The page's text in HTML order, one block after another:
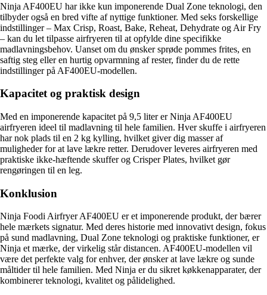
Ninja AF400EU har ikke kun imponerende Dual Zone teknologi, den
tilbyder også en bred vifte af nyttige funktioner. Med seks forskellige
indstillinger – Max Crisp, Roast, Bake, Reheat, Dehydrate og Air Fry
– kan du let tilpasse airfryeren til at opfylde dine specifikke
madlavningsbehov. Uanset om du ønsker sprøde pommes frites, en
saftig steg eller en hurtig opvarmning af rester, finder du de rette
indstillinger på AF400EU-modellen.
Kapacitet og praktisk design
Med en imponerende kapacitet på 9,5 liter er Ninja AF400EU
airfryeren ideel til madlavning til hele familien. Hver skuffe i airfryeren
har nok plads til en 2 kg kylling, hvilket giver dig masser af
muligheder for at lave lækre retter. Derudover leveres airfryeren med
praktiske ikke-hæftende skuffer og Crisper Plates, hvilket gør
rengøringen til en leg.
Konklusion
Ninja Foodi Airfryer AF400EU er et imponerende produkt, der bærer
hele mærkets signatur. Med deres historie med innovativt design, fokus
på sund madlavning, Dual Zone teknologi og praktiske funktioner, er
Ninja et mærke, der virkelig står distancen. AF400EU-modellen vil
være det perfekte valg for enhver, der ønsker at lave lækre og sunde
måltider til hele familien. Med Ninja er du sikret køkkenapparater, der
kombinerer teknologi, kvalitet og pålidelighed.